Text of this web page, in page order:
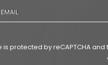
is protected by reCAPTCHA